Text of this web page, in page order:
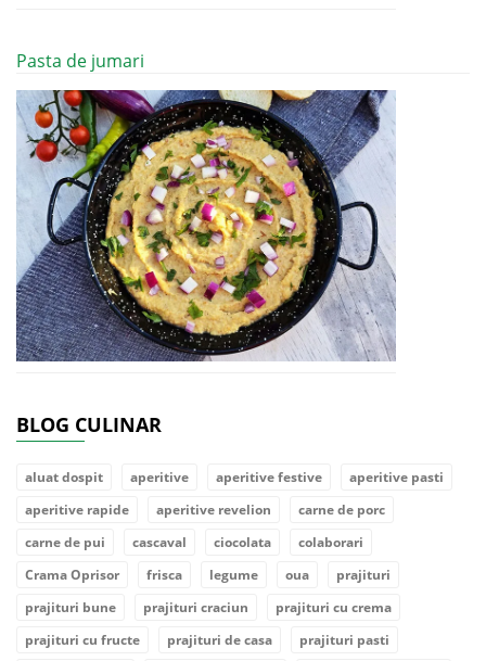
Pasta de jumari
BLOG CULINAR
aluat dospit aperitive aperitive festive
aperitive pasti
aperitive rapide
aperitive revelion
carne de porc
carne de pui
cascaval ciocolata
colaborari
Crama Oprisor
frisca legume oua
prajituri
prajituri bune
prajituri craciun
prajituri cu crema
prajituri cu fructe
prajituri de casa
prajituri pasti